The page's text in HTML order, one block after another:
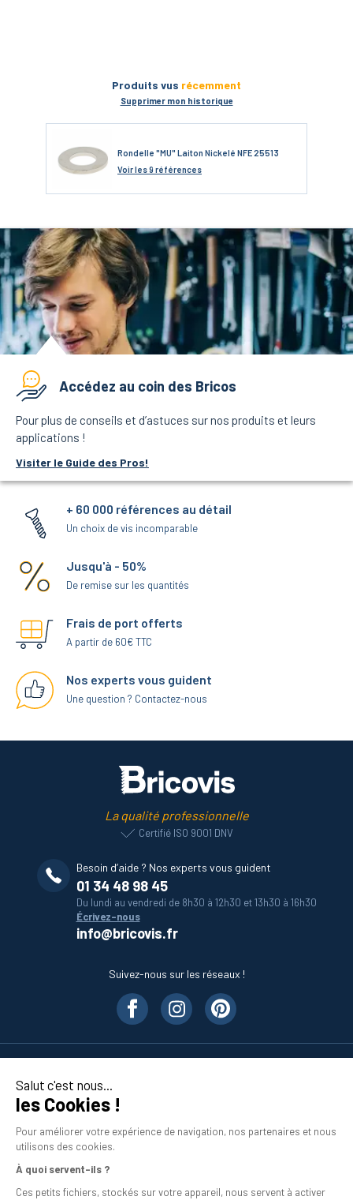
Salut c'est nous...
les Cookies !
Pour améliorer votre expérience de navigation, nos partenaires et nous
utilisons des cookies.
À quoi servent-ils ?
Ces petits fichiers, stockés sur votre appareil, nous servent à activer
Produits vus récemment
Supprimer mon historique
Rondelle "MU" Laiton Nickelé NFE 25513
Voirles 9 références
Accédez au coin des Bricos
Pour plus de conseils et d’astuces sur nos produits et leurs
applications !
Visiter le Guide des Pros!
+ 60 000 références au détail
Un choix de vis incomparable
Jusqu'à - 50%
De remise sur les quantités
Frais de port offerts
A partir de 60€ TTC
Nos experts vous guident
Une question ? Contactez-nous
La qualité professionnelle
Certifié ISO 9001 DNV
Besoin d’aide ? Nos experts vous guident
01 34 48 98 45
Du lundi au vendredi de 8h30 à 12h30 et 13h30 à 16h30
Écrivez-nous
info@bricovis.fr
Suivez-nous sur les réseaux !
En savoir plus